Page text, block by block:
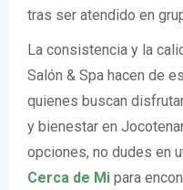
tras ser atendido en
La consistencia y la
Salón & Spa hacen de
quienes buscan
y bienestar en
opciones, no dudes en
Cerca de Mi para